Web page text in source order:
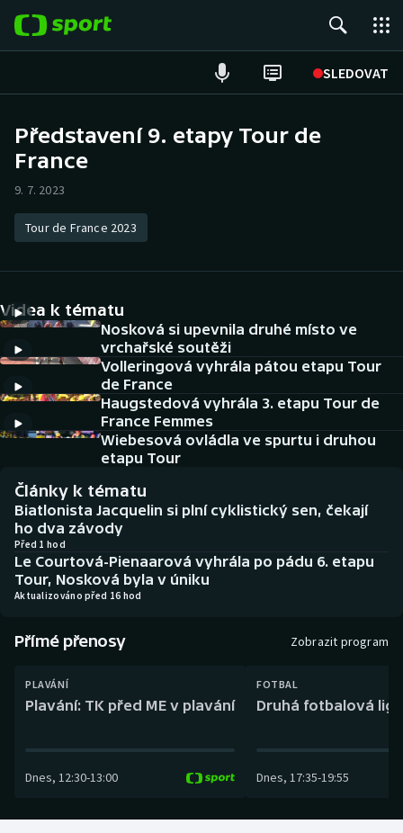
SLEDOVAT
Hokej
Atletika
DALŠÍ SPORTY
Americký fotbal
Baseball a softbal
Biatlon
Boby a skeleton
Box
Curling
Dostihy
NEPŘEHLÉDNĚTE
Historické návraty
Aplikace ČT sport
AZ kvíz
Představení 9. etapy Tour de
France
9. 7. 2023
Tour de France 2023
Videa k tématu
Nosková si upevnila druhé místo ve
vrchařské soutěži
Volleringová vyhrála pátou etapu Tour
de France
Haugstedová vyhrála 3. etapu Tour de
France Femmes
Wiebesová ovládla ve spurtu i druhou
etapu Tour
Články k tématu
Biatlonista Jacquelin si plní cyklistický sen, čekají
ho dva závody
Před 1 hod
Le Courtová-Pienaarová vyhrála po pádu 6. etapu
Tour, Nosková byla v úniku
Aktualizováno před 16 hod
Přímé přenosy Zobrazit program
PLAVÁNÍ
Plavání: TK před ME v plavání
Dnes, 12:30-13:00
FOTBAL
Druhá fotbalová
Dnes, 17:35-19:55